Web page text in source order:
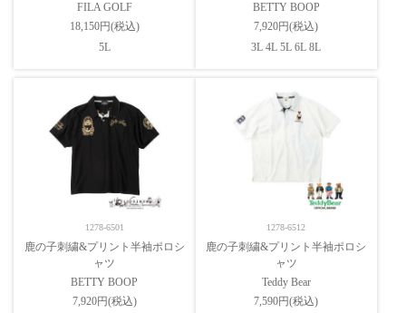
FILA GOLF
18,150円(税込)
5L
BETTY BOOP
7,920円(税込)
3L 4L 5L 6L 8L
1278-6501
鹿の子刺繍&プリント半袖ポロシ
ャツ
BETTY BOOP
7,920円(税込)
1278-6512
鹿の子刺繍&プリント半袖ポロシ
ャツ
Teddy Bear
7,590円(税込)